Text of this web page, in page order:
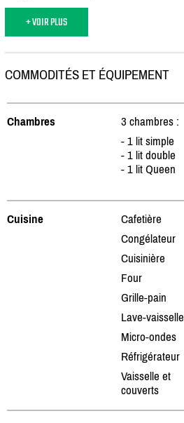
+ VOIR PLUS
COMMODITÉS ET ÉQUIPEMENT
Chambres
3 chambres :
- 1 lit simple
- 1 lit double
- 1 lit Queen
Cuisine
Cafetière
Congélateur
Cuisinière
Four
Grille-pain
Lave-vaisselle
Micro-ondes
Réfrigérateur
Vaisselle et
couverts